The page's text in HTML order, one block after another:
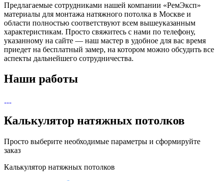
Предлагаемые сотрудниками нашей компании «РемЭксп»
материалы для монтажа натяжного потолка в Москве и
области полностью соответствуют всем вышеуказанным
характеристикам. Просто свяжитесь с нами по телефону,
указанному на сайте — наш мастер в удобное для вас время
приедет на бесплатный замер, на котором можно обсудить все
аспекты дальнейшего сотрудничества.
Наши работы
Калькулятор натяжных потолков
Просто выберите необходимые параметры и сформируйте
заказ
Калькулятор натяжных потолков